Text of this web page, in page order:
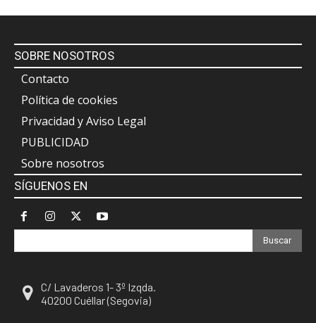
SOBRE NOSOTROS
Contacto
Política de cookies
Privacidad y Aviso Legal
PUBLICIDAD
Sobre nosotros
SÍGUENOS EN
Buscar
C/ Lavaderos 1- 3º Izqda.
40200 Cuéllar (Segovia)